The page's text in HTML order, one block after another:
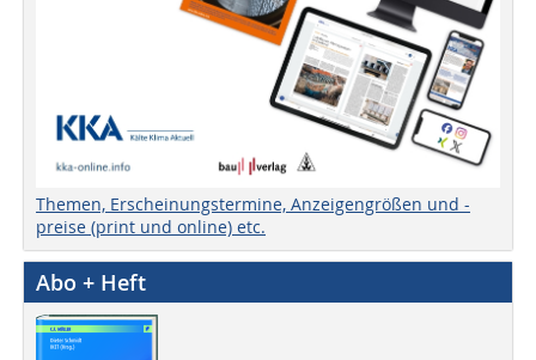
Themen, Erscheinungstermine, Anzeigengrößen und -
preise (print und online) etc.
Abo + Heft